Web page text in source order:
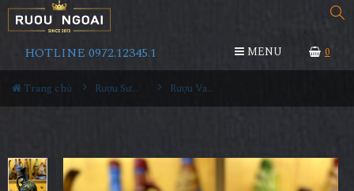
0
HOTLINE 0972.12345.1 MENU
Trang chủ Rượu Sưu Tầm - Nga Rượu Vang Gốm Georgia MS98